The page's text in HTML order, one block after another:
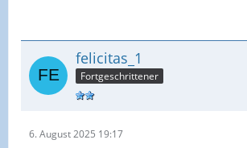
felicitas_1
Fortgeschrittener
6. August 2025 19:17